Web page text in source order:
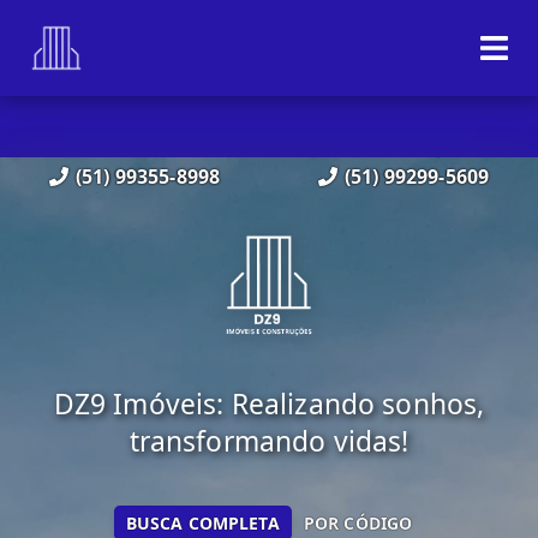
(51) 99355-8998 (51) 99299-5609
DZ9 Imóveis: Realizando sonhos,
transformando vidas!
BUSCA COMPLETA POR CÓDIGO